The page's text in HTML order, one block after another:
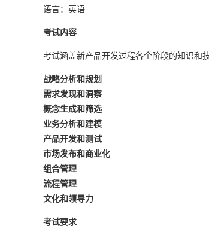
语言：英语
考试内容
考试涵盖新产品开发过程各个阶段的知识和
战略分析和规划
需求发现和洞察
概念生成和筛选
业务分析和建模
产品开发和测试
市场发布和商业化
组合管理
流程管理
文化和领导力
考试要求